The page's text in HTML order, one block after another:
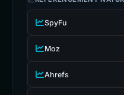
SpyFu
Moz
Ahrefs